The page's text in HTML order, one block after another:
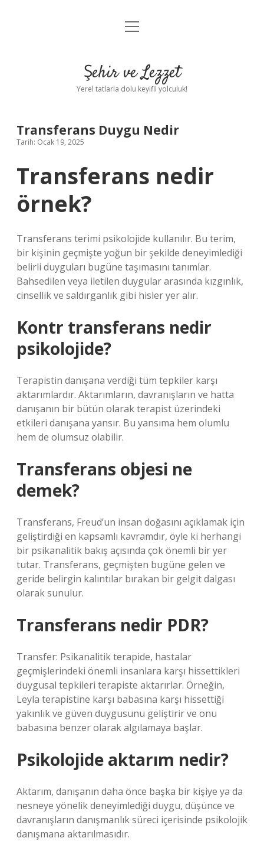
Anasayfa
Yasal Uyarı
menüyü
Şehir ve Lezzet
Yerel tatlarla dolu keyifli yolculuk!
Transferans Duygu Nedir
Tarih: Ocak 19, 2025
Transferans nedir
örnek?
Transferans terimi psikolojide kullanılır. Bu terim,
bir kişinin geçmişte yoğun bir şekilde deneyimlediği
belirli duyguları bugüne taşımasını tanımlar.
Bahsedilen veya iletilen duygular arasında kızgınlık,
cinsellik ve saldırganlık gibi hisler yer alır.
Kontr transferans nedir
psikolojide?
Terapistin danışana verdiği tüm tepkiler karşı
aktarımlardır. Aktarımların, davranışların ve hatta
danışanın bir bütün olarak terapist üzerindeki
etkileri danışana yansır. Bu yansıma hem olumlu
hem de olumsuz olabilir.
Transferans objesi ne
demek?
Transferans, Freud’un insan doğasını açıklamak için
geliştirdiği en kapsamlı kavramdır, öyle ki herhangi
bir psikanalitik bakış açısında çok önemli bir yer
tutar. Transferans, geçmişten bugüne gelen ve
geride belirgin kalıntılar bırakan bir gelgit dalgası
olarak sunulur.
Transferans nedir PDR?
Transfer: Psikanalitik terapide, hastalar
geçmişlerindeki önemli insanlara karşı hissettikleri
duygusal tepkileri terapiste aktarırlar. Örneğin,
Leyla terapistine karşı babasına karşı hissettiği
yakınlık ve güven duygusunu geliştirir ve onu
babasına benzer olarak algılamaya başlar.
Psikolojide aktarım nedir?
Aktarım, danışanın daha önce başka bir kişiye ya da
nesneye yönelik deneyimlediği duygu, düşünce ve
davranışların danışmanlık süreci içerisinde psikolojik
danışmana aktarılmasıdır.